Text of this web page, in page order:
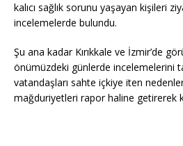
kalıcı sağlık sorunu yaşayan kişileri
incelemelerde bulundu.
Şu ana kadar Kırıkkale ve İzmir’de
önümüzdeki günlerde incelemelerini
vatandaşları sahte içkiye iten
mağduriyetleri rapor haline getirerek